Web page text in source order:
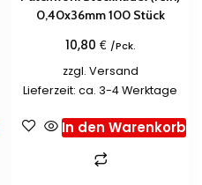
0,40x36mm 100 Stück
10,80 € /Pck.
zzgl. Versand
Lieferzeit: ca. 3-4 Werktage
In den Warenkorb